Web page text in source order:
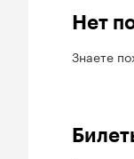
Нет
Знаете